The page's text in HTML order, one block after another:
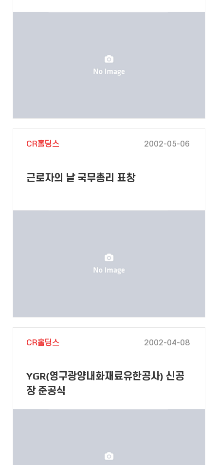
CR홀딩스 2002-05-06
근로자의 날 국무총리 표창
CR홀딩스 2002-04-08
YGR(영구광양내화재료유한공사) 신공
장 준공식